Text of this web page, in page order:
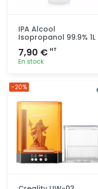
IPA Alcool
Isopropanol 99.9% 1L
7,90 € HT
En stock
-20%